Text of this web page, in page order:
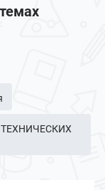
ТЕХНИЧЕСКИХ